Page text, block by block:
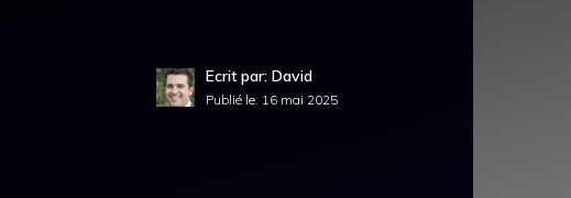
Ecrit par: David
Publié le: 16 mai 2025